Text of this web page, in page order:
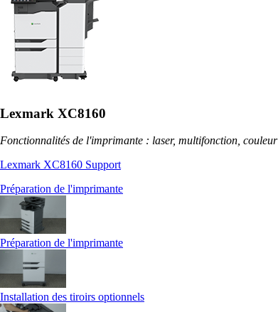
Lexmark XC8160
Fonctionnalités de l'imprimante : laser, multifonction, couleur
Lexmark XC8160 Support
Préparation de l'imprimante
Préparation de l'imprimante
Installation des tiroirs optionnels